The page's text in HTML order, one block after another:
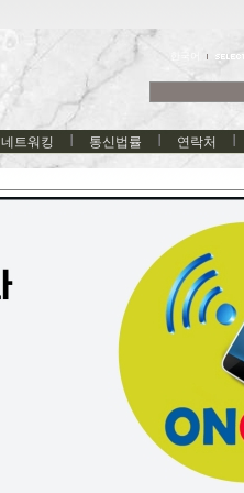
네트워킹 통신법률 연락처